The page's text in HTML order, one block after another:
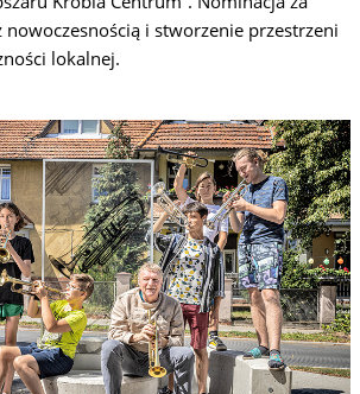
nowoczesnością i stworzenie przestrzeni
lokalnej.